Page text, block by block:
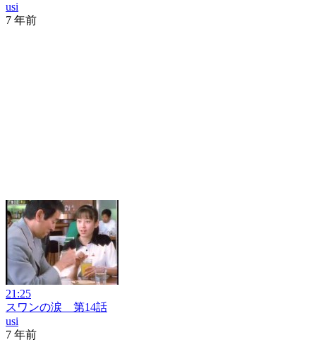
usi
7 年前
21:25
スワンの涙 第14話
usi
7 年前